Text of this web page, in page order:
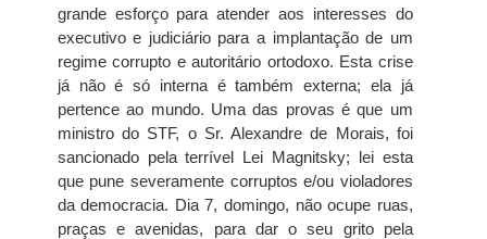
grande esforço para atender aos interesses do
executivo e judiciário para a implantação de um
regime corrupto e autoritário ortodoxo. Esta crise
já não é só interna é também externa; ela já
pertence ao mundo. Uma das provas é que um
ministro do STF, o Sr. Alexandre de Morais, foi
sancionado pela terrível Lei Magnitsky; lei esta
que pune severamente corruptos e/ou violadores
da democracia. Dia 7, domingo, não ocupe ruas,
praças e avenidas, para dar o seu grito pela